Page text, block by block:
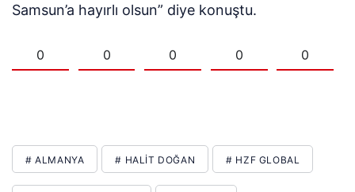
Samsun’a hayırlı olsun” diye konuştu.
0 0 0 0 0
# ALMANYA # HALIT DOĞAN # HZF GLOBAL